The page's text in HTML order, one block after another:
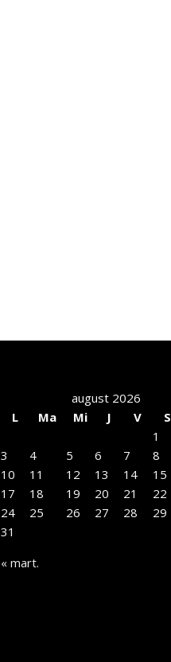
august 2026
L
Ma Mi J V S
1
3
4 5 6 7 8
10
11 12 13 14 15
17
18 19 20 21 22
24
25 26 27 28 29
31
« mart.